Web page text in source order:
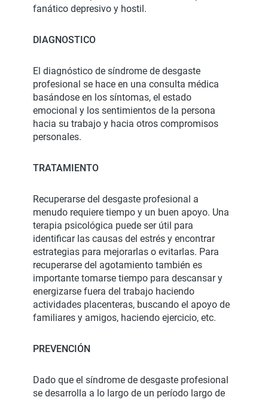
fanático depresivo y hostil.
DIAGNOSTICO
El diagnóstico de síndrome de desgaste
profesional se hace en una consulta médica
basándose en los síntomas, el estado
emocional y los sentimientos de la persona
hacia su trabajo y hacia otros compromisos
personales.
TRATAMIENTO
Recuperarse del desgaste profesional a
menudo requiere tiempo y un buen apoyo. Una
terapia psicológica puede ser útil para
identificar las causas del estrés y encontrar
estrategias para mejorarlas o evitarlas. Para
recuperarse del agotamiento también es
importante tomarse tiempo para descansar y
energizarse fuera del trabajo haciendo
actividades placenteras, buscando el apoyo de
familiares y amigos, haciendo ejercicio, etc.
PREVENCIÓN
Dado que el síndrome de desgaste profesional
se desarrolla a lo largo de un período largo de